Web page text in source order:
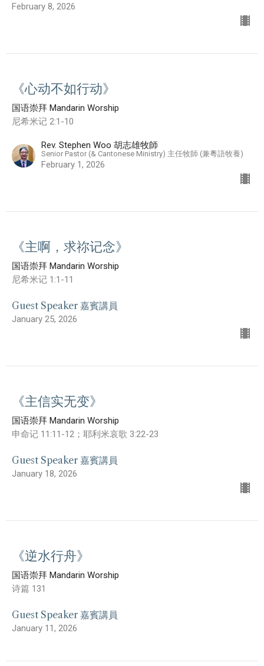
February 8, 2026
《心动不如行动》
国语崇拜 Mandarin Worship
尼希米记 2:1-10
Rev. Stephen Woo 胡志雄牧師
Senior Pastor (& Cantonese Ministry) 主任牧師 (兼粵語牧養)
February 1, 2026
《主啊，求祢记念》
国语崇拜 Mandarin Worship
尼希米记 1:1-11
Guest Speaker 嘉賓講員
January 25, 2026
《主信实无变》
国语崇拜 Mandarin Worship
申命记 11:11-12；耶利米哀歌 3:22-23
Guest Speaker 嘉賓講員
January 18, 2026
《逆水行舟》
国语崇拜 Mandarin Worship
诗篇 131
Guest Speaker 嘉賓講員
January 11, 2026